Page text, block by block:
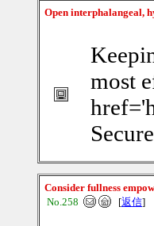
Open interphalangeal,
most
Consider fullness
No.258
[返信]